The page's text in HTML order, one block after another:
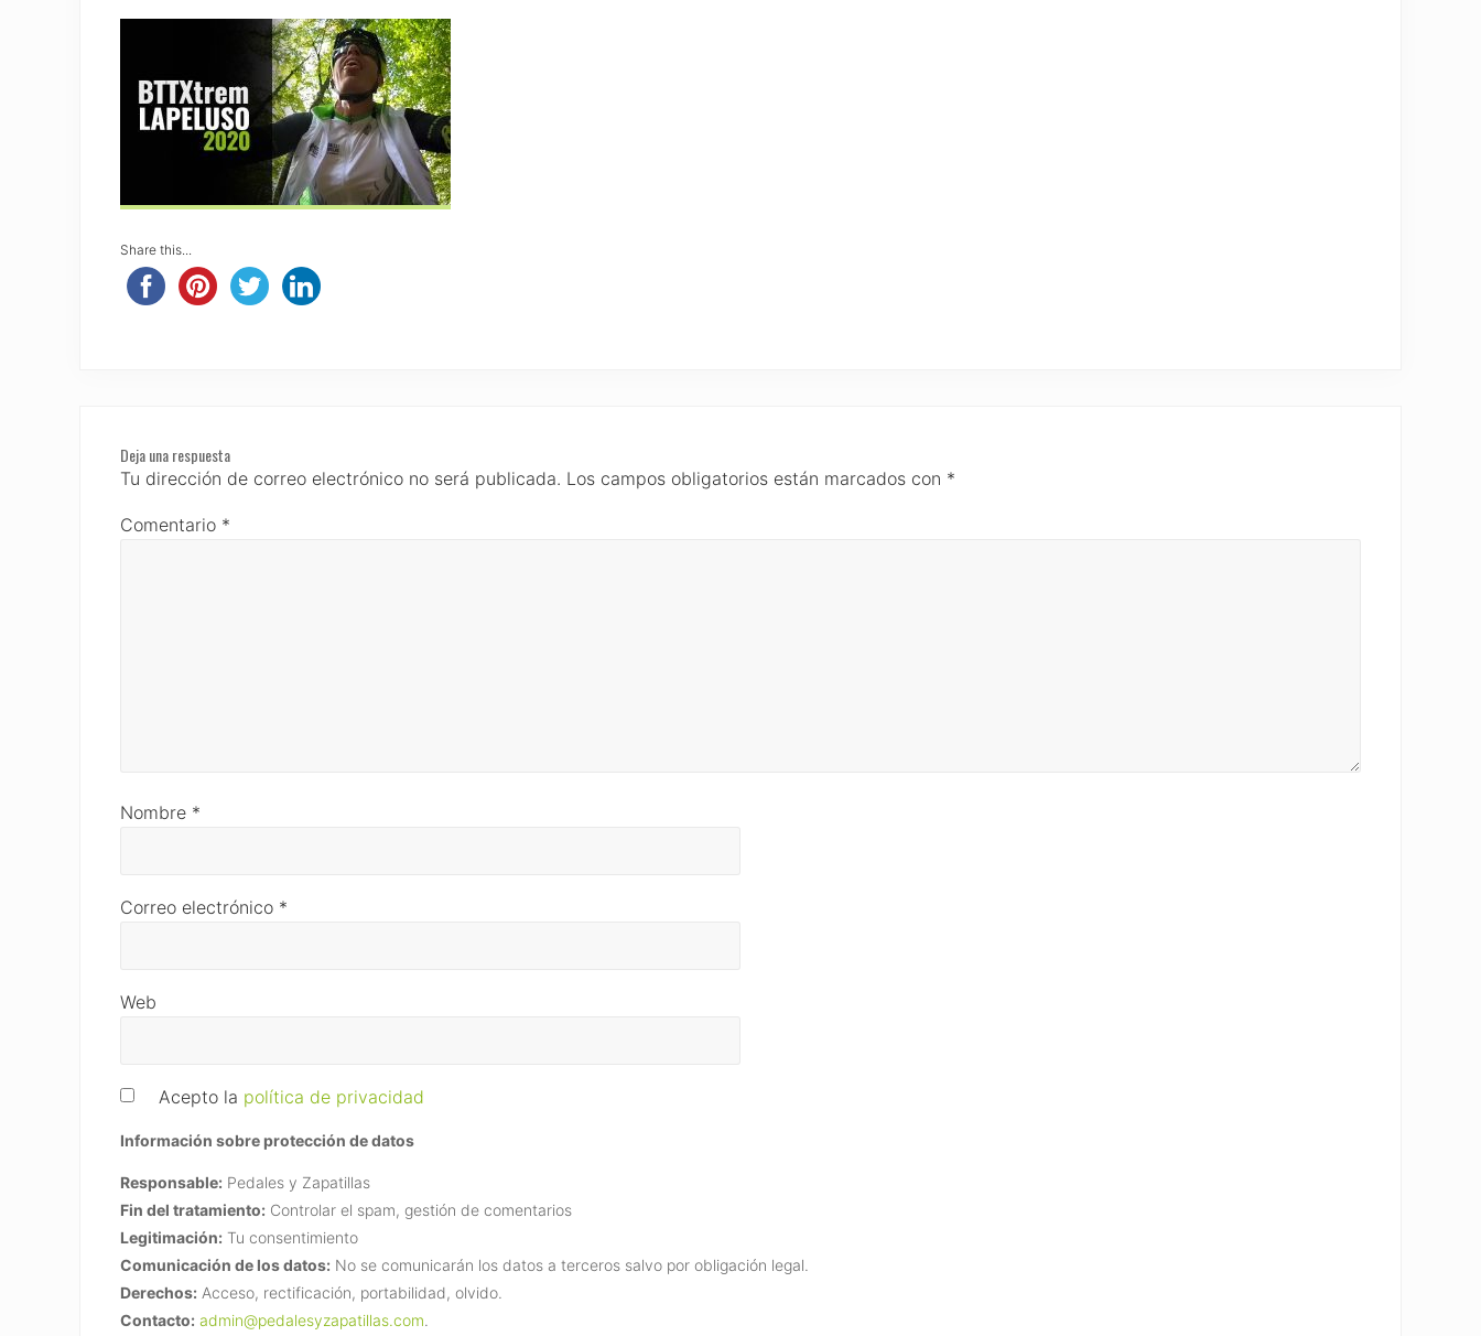
Share this...
Interactions
Deja una respuesta
Tu dirección de correo electrónico no será publicada. Los campos obligatorios están marcados con *
Comentario *
Nombre *
Correo electrónico *
Web
Acepto la política de privacidad
Información sobre protección de datos
Responsable: Pedales y Zapatillas
Fin del tratamiento: Controlar el spam, gestión de comentarios
Legitimación: Tu consentimiento
Comunicación de los datos: No se comunicarán los datos a terceros salvo por obligación legal.
Derechos: Acceso, rectificación, portabilidad, olvido.
Contacto: admin@pedalesyzapatillas.com.